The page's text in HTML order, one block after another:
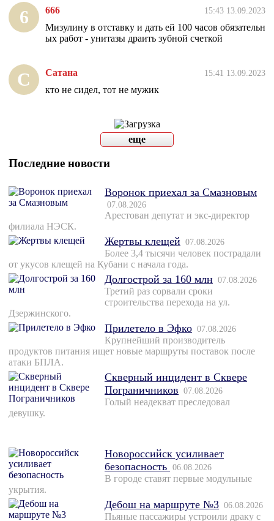
6 666 15:43 13.09.2023
Мизулину в отставку и дать ей 100 часов обязательн
ых работ - унитазы драить зубной счеткой
С Сатана 15:41 13.09.2023
кто не сидел, тот не мужик
еще
Последние новости
Воронок приехал за Смазновым
07.08.2026
Арестован депутат и экс-директор
филиала НЭСК.
Жертвы клещей 07.08.2026
Более 3,4 тысячи человек пострадали
от укусов клещей на Кубани с начала года.
Долгострой за 160 млн 07.08.2026
Третий раз сорвали сроки
строительства перехода на ул.
Дзержинского.
Прилетело в Эфко 07.08.2026
Крупнейший производитель
продуктов питания ищет новые маршруты поставок после
атаки БПЛА.
Скверный инцидент в Сквере
Пограничников 07.08.2026
Голый неадекват преследовал
девушку.
Новороссийск усиливает
безопасность 06.08.2026
В городе ставят первые модульные
укрытия.
Дебош на маршруте №3 06.08.2026
Пьяные пассажиры устроили драку с